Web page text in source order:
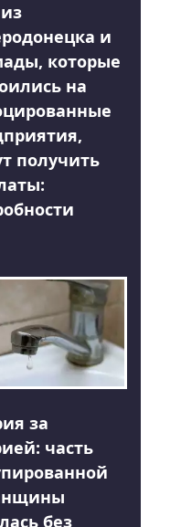
и
которые
на
получить
за
часть
без